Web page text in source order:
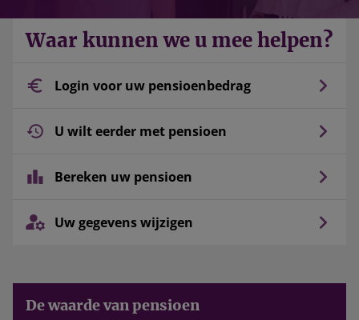
Waar kunnen we u mee helpen?
Login voor uw pensioenbedrag
U wilt eerder met pensioen
Bereken uw pensioen
Uw gegevens wijzigen
De waarde van pensioen